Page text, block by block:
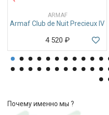
ARMAF
Armaf Club de Nuit Precieux IV
4 520 ₽
Почему именно мы ?